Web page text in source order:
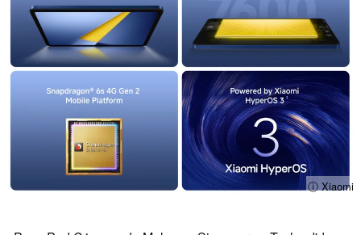
ⓘ Xiaomi